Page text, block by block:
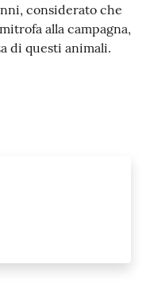
considerato che
alla campagna,
di questi animali.